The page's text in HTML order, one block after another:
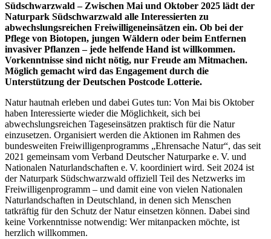
Südschwarzwald – Zwischen Mai und Oktober 2025 lädt der
Naturpark Südschwarzwald alle Interessierten zu
abwechslungsreichen Freiwilligeneinsätzen ein. Ob bei der
Pflege von Biotopen, jungen Wäldern oder beim Entfernen
invasiver Pflanzen – jede helfende Hand ist willkommen.
Vorkenntnisse sind nicht nötig, nur Freude am Mitmachen.
Möglich gemacht wird das Engagement durch die
Unterstützung der Deutschen Postcode Lotterie.
Natur hautnah erleben und dabei Gutes tun: Von Mai bis Oktober
haben Interessierte wieder die Möglichkeit, sich bei
abwechslungsreichen Tageseinsätzen praktisch für die Natur
einzusetzen. Organisiert werden die Aktionen im Rahmen des
bundesweiten Freiwilligenprogramms „Ehrensache Natur“, das seit
2021 gemeinsam vom Verband Deutscher Naturparke e. V. und
Nationalen Naturlandschaften e. V. koordiniert wird. Seit 2024 ist
der Naturpark Südschwarzwald offiziell Teil des Netzwerks im
Freiwilligenprogramm – und damit eine von vielen Nationalen
Naturlandschaften in Deutschland, in denen sich Menschen
tatkräftig für den Schutz der Natur einsetzen können. Dabei sind
keine Vorkenntnisse notwendig: Wer mitanpacken möchte, ist
herzlich willkommen.